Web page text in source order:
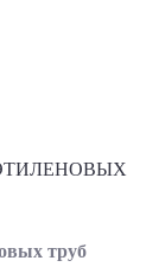
200-56-01
труб